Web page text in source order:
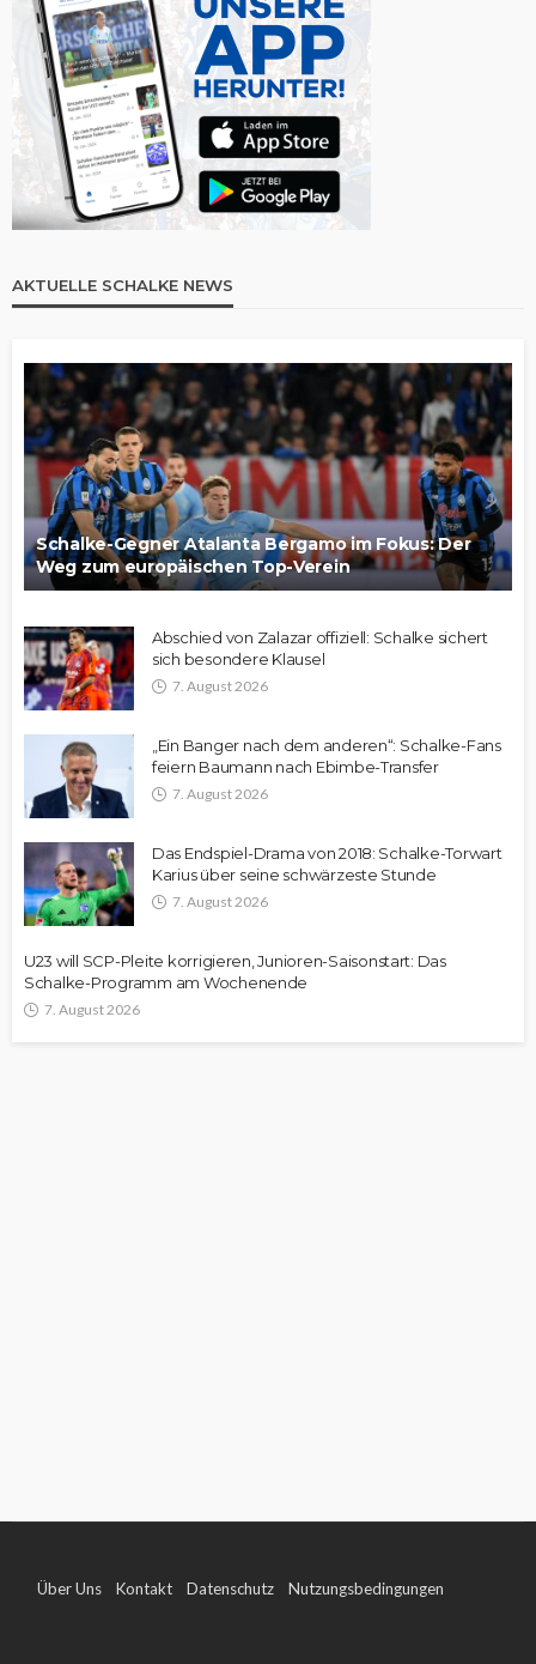
AKTUELLE SCHALKE NEWS
Schalke-Gegner Atalanta Bergamo im Fokus: Der
Weg zum europäischen Top-Verein
Abschied von Zalazar offiziell: Schalke sichert
sich besondere Klausel
7. August 2026
„Ein Banger nach dem anderen“: Schalke-Fans
feiern Baumann nach Ebimbe-Transfer
7. August 2026
Das Endspiel-Drama von 2018: Schalke-Torwart
Karius über seine schwärzeste Stunde
7. August 2026
U23 will SCP-Pleite korrigieren, Junioren-Saisonstart: Das
Schalke-Programm am Wochenende
7. August 2026
Über Uns Kontakt Datenschutz Nutzungsbedingungen